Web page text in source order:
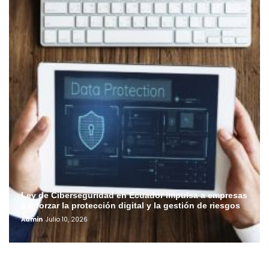
Ley de Ciberseguridad en Ecuador impulsa a empresas
a reforzar la protección digital y la gestión de riesgos
Admin Julio 10, 2026